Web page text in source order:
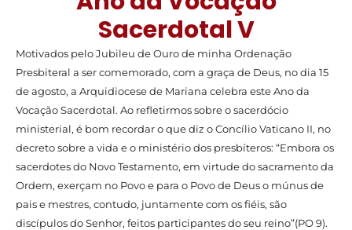
Sacerdotal V
Motivados pelo Jubileu de Ouro de minha Ordenação
Presbiteral a ser comemorado, com a graça de Deus, no dia 15
de agosto, a Arquidiocese de Mariana celebra este Ano da
Vocação Sacerdotal. Ao refletirmos sobre o sacerdócio
ministerial, é bom recordar o que diz o Concílio Vaticano II, no
decreto sobre a vida e o ministério dos presbíteros: “Embora os
sacerdotes do Novo Testamento, em virtude do sacramento da
Ordem, exerçam no Povo e para o Povo de Deus o múnus de
pais e mestres, contudo, juntamente com os fiéis, são
discípulos do Senhor, feitos participantes do seu reino”(PO 9).